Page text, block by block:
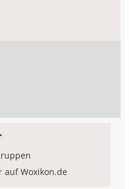
auf Woxikon.de